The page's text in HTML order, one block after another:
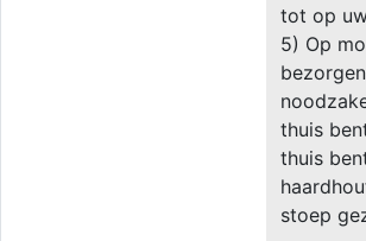
tot op
5) Op
thuis
thuis
stoep